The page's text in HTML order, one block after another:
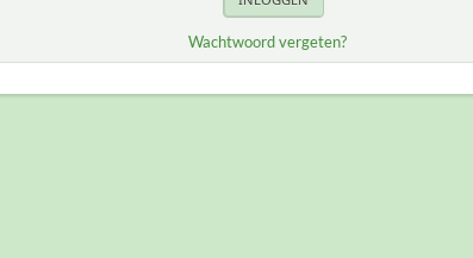
Wachtwoord vergeten?